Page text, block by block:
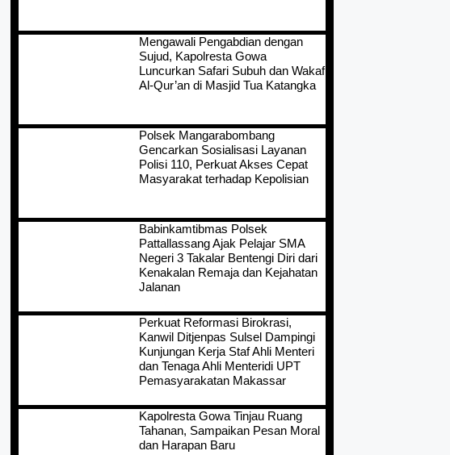
Mengawali Pengabdian dengan
Sujud, Kapolresta Gowa
Luncurkan Safari Subuh dan Wakaf
Al-Qur’an di Masjid Tua Katangka
Polsek Mangarabombang
Gencarkan Sosialisasi Layanan
Polisi 110, Perkuat Akses Cepat
Masyarakat terhadap Kepolisian
Babinkamtibmas Polsek
Pattallassang Ajak Pelajar SMA
Negeri 3 Takalar Bentengi Diri dari
Kenakalan Remaja dan Kejahatan
Jalanan
Perkuat Reformasi Birokrasi,
Kanwil Ditjenpas Sulsel Dampingi
Kunjungan Kerja Staf Ahli Menteri
dan Tenaga Ahli Menteridi UPT
Pemasyarakatan Makassar
Kapolresta Gowa Tinjau Ruang
Tahanan, Sampaikan Pesan Moral
dan Harapan Baru